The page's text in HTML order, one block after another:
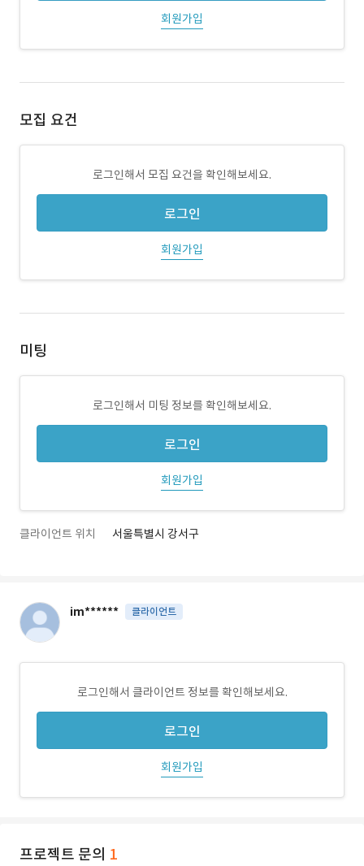
회원가입
모집 요건
로그인해서 모집 요건을 확인해보세요.
로그인
회원가입
미팅
로그인해서 미팅 정보를 확인해보세요.
로그인
회원가입
클라이언트 위치 서울특별시 강서구
im****** 클라이언트
로그인해서 클라이언트 정보를 확인해보세요.
로그인
회원가입
프로젝트 문의 1